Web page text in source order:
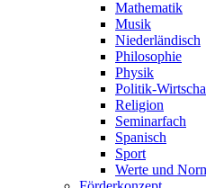
Mathematik
Musik
Niederländisch
Philosophie
Physik
Politik-
Religion
Seminarfach
Spanisch
Sport
Werte und